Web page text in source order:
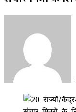
Facebook
LinkedIn
WhatsApp
Telegram